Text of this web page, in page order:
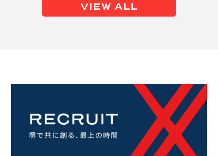
VIEW ALL